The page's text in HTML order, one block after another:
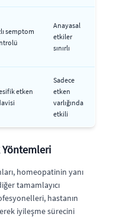
semptom
Anayasal
etkiler
sınırlı
etken
Sadece
etken
varlığında
etkili
Yöntemleri
homeopatinin yanı
tamamlayıcı
hastanın
iyileşme sürecini